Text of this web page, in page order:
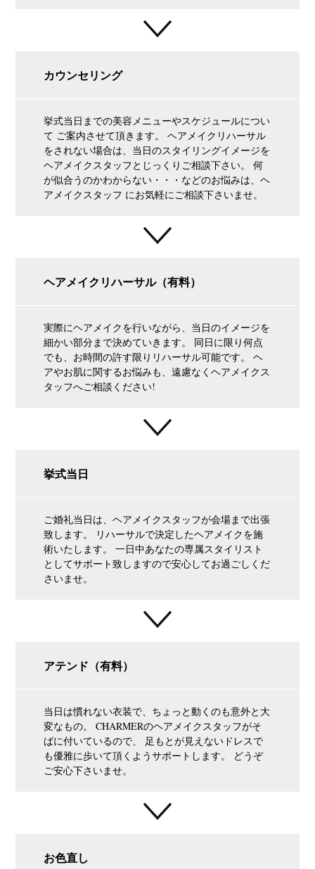
カウンセリング
挙式当日までの美容メニューやスケジュールについ
て ご案内させて頂きます。 ヘアメイクリハーサル
をされない場合は、当日のスタイリングイメージを
ヘアメイクスタッフとじっくりご相談下さい。 何
が似合うのかわからない・・・などのお悩みは、ヘ
アメイクスタッフ にお気軽にご相談下さいませ。
ヘアメイクリハーサル（有料）
実際にヘアメイクを行いながら、当日のイメージを
細かい部分まで決めていきます。 同日に限り何点
でも、お時間の許す限りリハーサル可能です。 ヘ
アやお肌に関するお悩みも、遠慮なくヘアメイクス
タッフへご相談ください!
挙式当日
ご婚礼当日は、ヘアメイクスタッフが会場まで出張
致します。 リハーサルで決定したヘアメイクを施
術いたします。 一日中あなたの専属スタイリスト
としてサポート致しますので安心してお過ごしくだ
さいませ。
アテンド（有料）
当日は慣れない衣装で、ちょっと動くのも意外と大
変なもの。 CHARMERのヘアメイクスタッフがそ
ばに付いているので、 足もとが見えないドレスで
も優雅に歩いて頂くようサポートします。 どうぞ
ご安心下さいませ。
お色直し